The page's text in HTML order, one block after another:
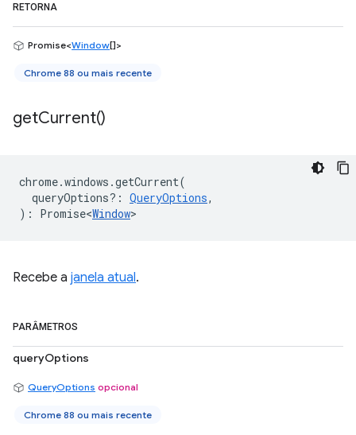
RETORNA
Promise<Window[]>
Chrome 88 ou mais recente
getCurrent()
chrome.windows .getCurrent(
queryOptions? : QueryOptions,
) : Promise<Window>
Recebe a janela atual.
PARÂMETROS
queryOptions
QueryOptions opcional
Chrome 88 ou mais recente